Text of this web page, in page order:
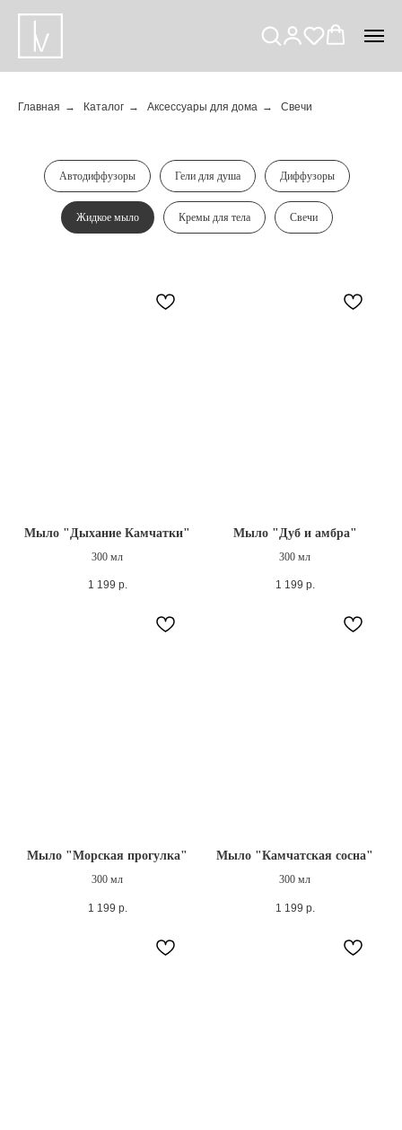
Главная → Каталог → Аксессуары для дома → Свечи
Автодиффузоры Гели для душа Диффузоры
Жидкое мыло Кремы для тела Свечи
Мыло "Дыхание Камчатки"
300 мл
1 199 р.
Мыло "Дуб и амбра"
300 мл
1 199 р.
Мыло "Морская прогулка"
300 мл
1 199 р.
Мыло "Камчатская сосна"
300 мл
1 199 р.